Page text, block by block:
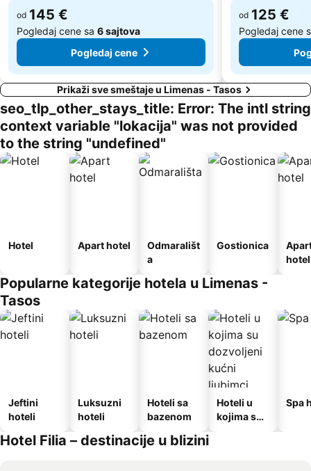
od 145 €
Pogledaj cene sa 6 sajtova
Pogledaj cene
od 125 €
Pogledaj cene
Prikaži sve smeštaje u Limenas - Tasos
seo_tlp_other_stays_title: Error: The intl string
context variable "lokacija" was not provided
to the string "undefined"
Hotel Apart hotel
Odmarališt
a
Gostionica
hotel
Popularne kategorije hotela u Limenas -
Tasos
Jeftini
hoteli
Luksuzni
hoteli
Hoteli sa
bazenom
Hoteli u
kojima su
Spa
Hotel Filia – destinacije u blizini